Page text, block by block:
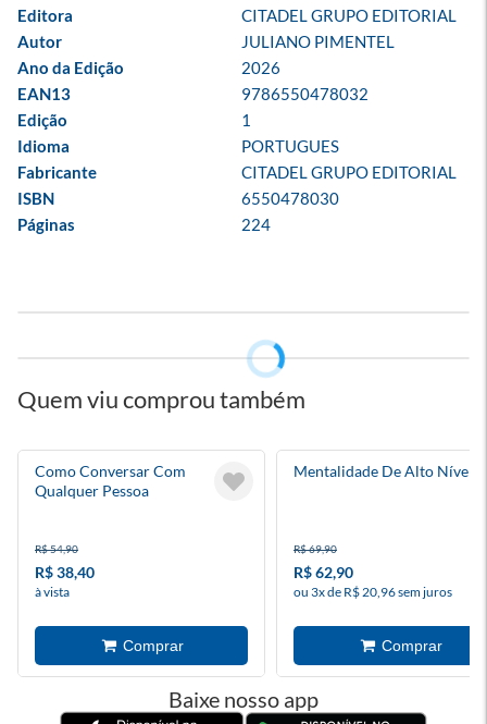
Editora
CITADEL GRUPO EDITORIAL
Autor
JULIANO PIMENTEL
Ano da Edição
2026
EAN13
9786550478032
Edição
1
Idioma
PORTUGUES
Fabricante
CITADEL GRUPO EDITORIAL
ISBN
6550478030
Páginas
224
Quem viu comprou também
Como Conversar Com
Qualquer Pessoa
R$ 54,90
R$ 38,40
à vista
Mentalidade De Alto Nível
R$ 69,90
R$ 62,90
ou 3x de R$ 20,96 sem juros
Baixe nosso app